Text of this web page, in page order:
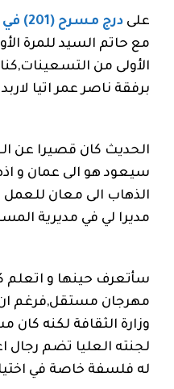
على درج مسرح (201) في جامعة اليرموك
مع حاتم السيد للمرة
الأولى من
برفقة ناصر عمر اتيا
الحديث كان قصيرا عن
سيعود هو الى عمان و
الذهاب الى معان للعمل
مديرا لي في مديرية
سأتعرف حينها و
مهرجان مستقل,فرغم
وزارة الثقافة لكنه كان
لجنته العليا تضم رجال
له فلسفة خاصة في